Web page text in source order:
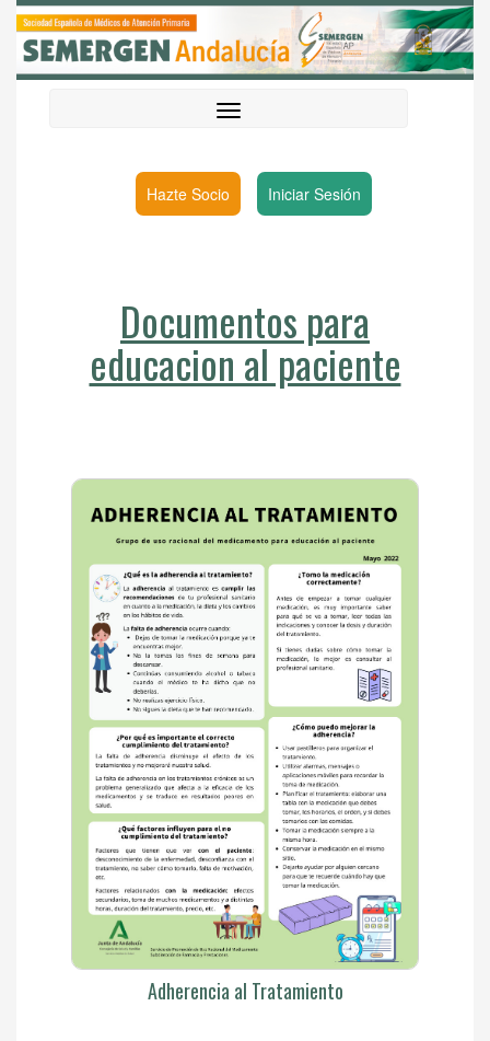
Hazte Socio Iniciar Sesión
Documentos para
educacion al paciente
Adherencia al Tratamiento